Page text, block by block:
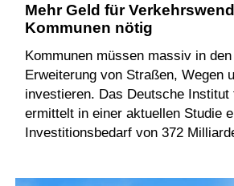
Mehr Geld für
Kommunen nötig
Kommunen müssen massiv in
Erweiterung von Straßen, Wegen
investieren. Das Deutsche
ermittelt in einer aktuellen Studie
Investitionsbedarf von 372